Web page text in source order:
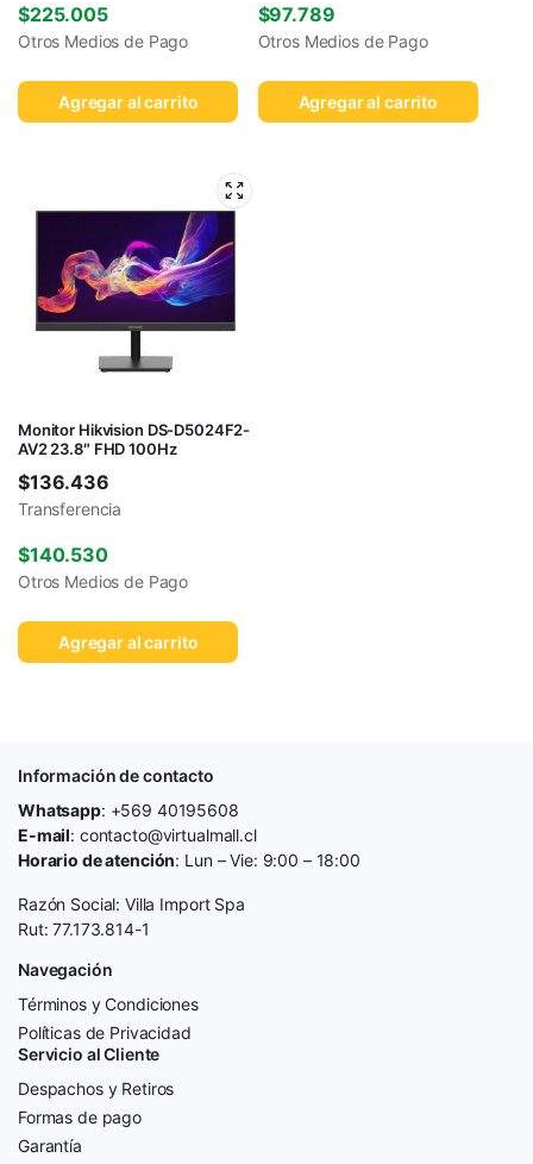
$225.005
Otros Medios de Pago
Agregar al carrito
$97.789
Otros Medios de Pago
Agregar al carrito
Monitor Hikvision DS-D5024F2-
AV2 23.8″ FHD 100Hz
$136.436
Transferencia
$140.530
Otros Medios de Pago
Agregar al carrito
Información de contacto
Whatsapp: +569 40195608
E-mail: contacto@virtualmall.cl
Horario de atención: Lun – Vie: 9:00 – 18:00
Razón Social: Villa Import Spa
Rut: 77.173.814-1
Navegación
Términos y Condiciones
Políticas de Privacidad
Servicio al Cliente
Despachos y Retiros
Formas de pago
Garantía